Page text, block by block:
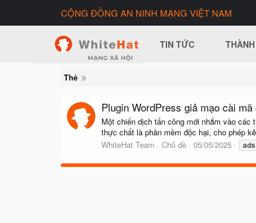
CỘNG ĐỒNG AN NINH MẠNG VIỆT NAM
TIN TỨC
Thẻ
Plugin WordPress giả mạo cài
Một chiến dịch tấn công mới nhắm vào các
thực chất là phần mềm độc hại, cho phép
WhiteHat Team
Chủ đề 05/05/2025 ads